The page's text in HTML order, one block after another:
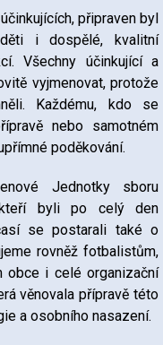
připraven byl
i dospělé, kvalitní
Všechny účinkující a
vyjmenovat, protože
Každému, kdo se
nebo samotném
poděkování.
Jednotky sboru
kteří byli po celý den
se postarali také o
rovněž fotbalistům,
obce i celé organizační
věnovala přípravě této
a osobního nasazení.